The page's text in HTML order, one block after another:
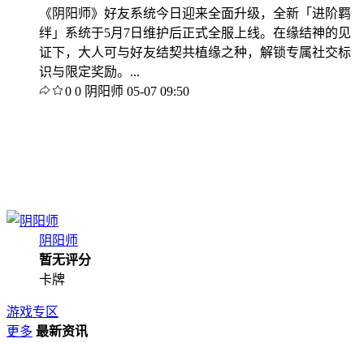
《阴阳师》好友系统今日迎来全面升级，全新「进阶羁
绊」系统于5月7日维护后正式全服上线。在缘结神的见
证下，大人可与好友结契共植缘之种，解锁专属社交标
识与限定奖励。...
0 0 阴阳师 05-07 09:50
阴阳师
暂无评分
卡牌
游戏专区
更多 最新资讯